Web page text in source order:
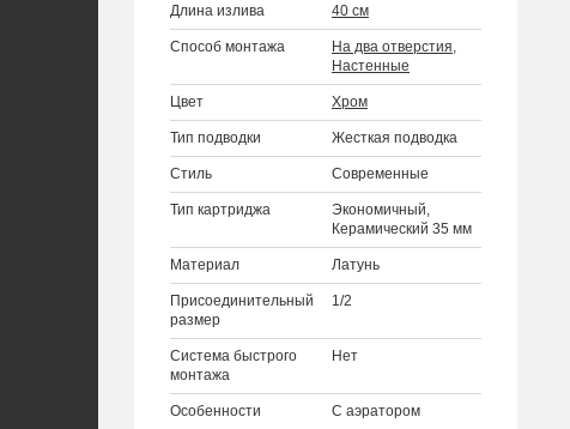
Длина излива 40 см
Способ монтажа На два отверстия,
Настенные
Цвет Хром
Тип подводки Жесткая подводка
Стиль Современные
Тип картриджа
Экономичный,
Керамический 35 мм
Материал Латунь
Присоединительный
размер
1/2
Система быстрого
монтажа
Нет
Особенности С аэратором